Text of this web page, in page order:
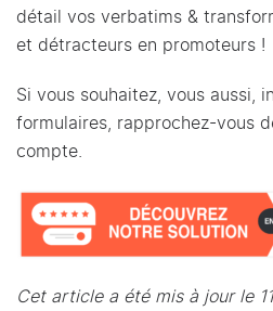
détail vos verbatims &
et détracteurs en promoteurs !
Si vous souhaitez, vous aussi,
formulaires, rapprochez-vous
compte.
Cet article a été mis à jour le